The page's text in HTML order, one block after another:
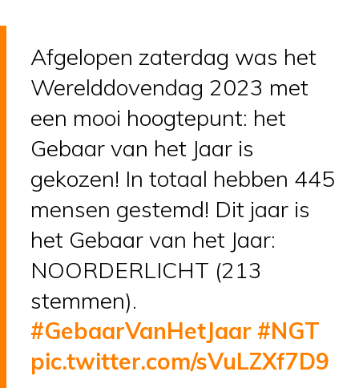
Afgelopen zaterdag was het
Werelddovendag 2023 met
een mooi hoogtepunt: het
Gebaar van het Jaar is
gekozen! In totaal hebben 445
mensen gestemd! Dit jaar is
het Gebaar van het Jaar:
NOORDERLICHT (213
stemmen).
#GebaarVanHetJaar #NGT
pic.twitter.com/sVuLZXf7D9